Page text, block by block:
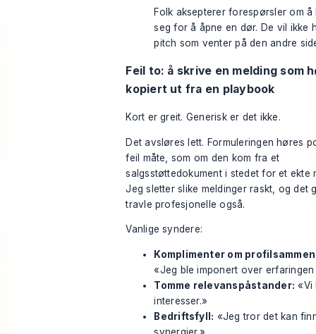
Folk aksepterer forespørsler om å
seg for å åpne en dør. De vil ikke
pitch som venter på den andre
Feil to: å skrive en melding som
kopiert ut fra en playbook
Kort er greit. Generisk er det ikke.
Det avsløres lett. Formuleringen høres
feil måte, som om den kom fra et
salgsstøttedokument i stedet for et ekte
Jeg sletter slike meldinger raskt, og det
travle profesjonelle også.
Vanlige syndere:
Komplimenter om
«Jeg ble imponert over erfaringen
Tomme relevanspåstander: «Vi
interesser.»
Bedriftsfyll: «Jeg tror det kan